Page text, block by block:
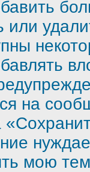
или
на
мою